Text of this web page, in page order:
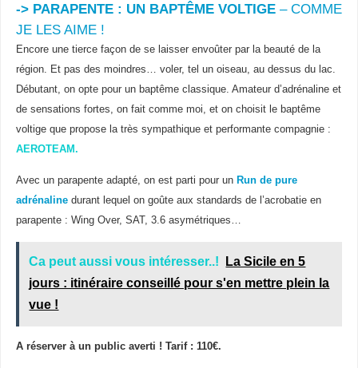
-> PARAPENTE : UN BAPTÊME VOLTIGE – COMME
JE LES AIME !
Encore une tierce façon de se laisser envoûter par la beauté de la
région. Et pas des moindres… voler, tel un oiseau, au dessus du lac.
Débutant, on opte pour un baptême classique. Amateur d’adrénaline et
de sensations fortes, on fait comme moi, et on choisit le baptême
voltige que propose la très sympathique et performante compagnie :
AEROTEAM.
Avec un parapente adapté, on est parti pour un Run de pure
adrénaline durant lequel on goûte aux standards de l’acrobatie en
parapente : Wing Over, SAT, 3.6 asymétriques…
Ca peut aussi vous intéresser..!
La Sicile en 5
jours : itinéraire conseillé pour s'en mettre plein la
vue !
A réserver à un public averti ! Tarif : 110€.